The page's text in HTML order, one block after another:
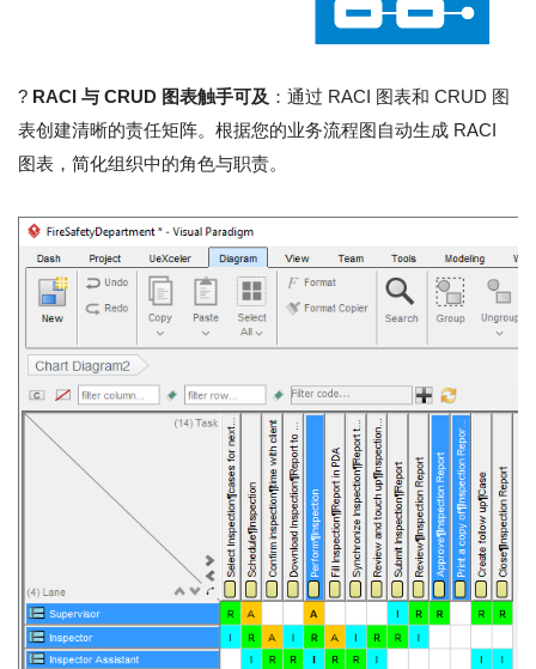
? RACI 与 CRUD 图表触手可及 ：通过 RACI 图表和 CRUD 图
表创建清晰的责任矩阵。根据您的业务流程图自动生成 RACI
图表，简化组织中的角色与职责。